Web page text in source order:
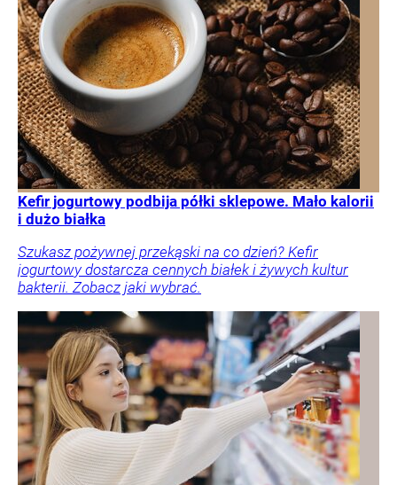
Kefir jogurtowy podbija półki sklepowe. Mało kalorii
i dużo białka
Szukasz pożywnej przekąski na co dzień? Kefir
jogurtowy dostarcza cennych białek i żywych kultur
bakterii. Zobacz jaki wybrać.